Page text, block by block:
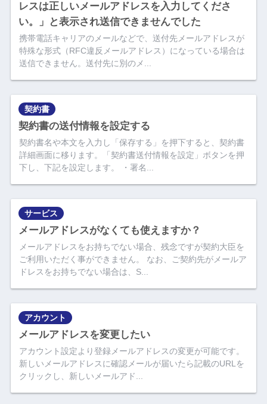
レスは正しいメールアドレスを入力してくださ
い。」と表示され送信できませんでした
携帯電話キャリアのメールなどで、送付先メールアドレスが
特殊な形式（RFC違反メールアドレス）になっている場合は
送信できません。送付先に別のメ...
契約書の送付情報を設定する
契約書名や本文を入力し「保存する」を押下すると、契約書
詳細画面に移ります。「契約書送付情報を設定」ボタンを押
下し、下記を設定します。 ・署名...
契約書
メールアドレスがなくても使えますか？
メールアドレスをお持ちでない場合、残念ですが契約大臣を
ご利用いただく事ができません。 なお、ご契約先がメールア
ドレスをお持ちでない場合は、S...
サービス
メールアドレスを変更したい
アカウント設定より登録メールアドレスの変更が可能です。
新しいメールアドレスに確認メールが届いたら記載のURLを
クリックし、新しいメールアド...
アカウント